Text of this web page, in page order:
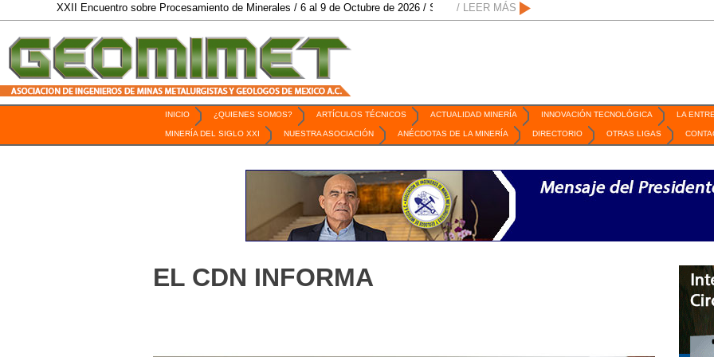
Encuentro sobre Procesamiento de Minerales / 6 al 9 de Octubre de 2026 / San Luis Potosí, SLP / / Mexico Mining Forum / 2 de septiembre de 2026
/ LEER MÁS
INICIO ¿QUIENES SOMOS? ARTÍCULOS TÉCNICOS ACTUALIDAD MINERÍA INNOVACIÓN TECNOLÓGICA LA
MINERÍA DEL SIGLO XXI NUESTRA ASOCIACIÓN ANÉCDOTAS DE LA MINERÍA DIRECTORIO OTRAS LIGAS
EL CDN INFORMA